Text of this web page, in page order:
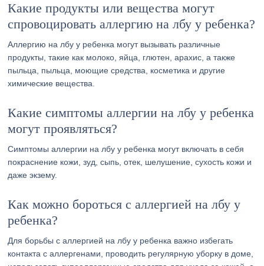
Какие продукты или вещества могут
спровоцировать аллергию на лбу у ребенка?
Аллергию на лбу у ребенка могут вызывать различные
продукты, такие как молоко, яйца, глютен, арахис, а также
пыльца, пыльца, моющие средства, косметика и другие
химические вещества.
Какие симптомы аллергии на лбу у ребенка
могут проявляться?
Симптомы аллергии на лбу у ребенка могут включать в себя
покраснение кожи, зуд, сыпь, отек, шелушение, сухость кожи и
даже экзему.
Как можно бороться с аллергией на лбу у
ребенка?
Для борьбы с аллергией на лбу у ребенка важно избегать
контакта с аллергенами, проводить регулярную уборку в доме,